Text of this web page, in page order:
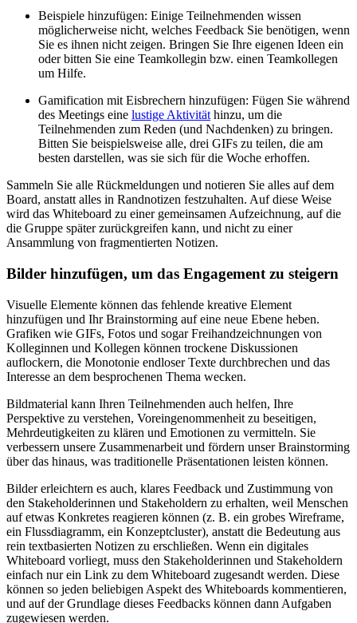
Beispiele hinzufügen: Einige Teilnehmenden wissen
möglicherweise nicht, welches Feedback Sie benötigen, wenn
Sie es ihnen nicht zeigen. Bringen Sie Ihre eigenen Ideen ein
oder bitten Sie eine Teamkollegin bzw. einen Teamkollegen
um Hilfe.
Gamification mit Eisbrechern hinzufügen: Fügen Sie während
des Meetings eine lustige Aktivität hinzu, um die
Teilnehmenden zum Reden (und Nachdenken) zu bringen.
Bitten Sie beispielsweise alle, drei GIFs zu teilen, die am
besten darstellen, was sie sich für die Woche erhoffen.
Sammeln Sie alle Rückmeldungen und notieren Sie alles auf dem
Board, anstatt alles in Randnotizen festzuhalten. Auf diese Weise
wird das Whiteboard zu einer gemeinsamen Aufzeichnung, auf die
die Gruppe später zurückgreifen kann, und nicht zu einer
Ansammlung von fragmentierten Notizen.
Bilder hinzufügen, um das Engagement zu steigern
Visuelle Elemente können das fehlende kreative Element
hinzufügen und Ihr Brainstorming auf eine neue Ebene heben.
Grafiken wie GIFs, Fotos und sogar Freihandzeichnungen von
Kolleginnen und Kollegen können trockene Diskussionen
auflockern, die Monotonie endloser Texte durchbrechen und das
Interesse an dem besprochenen Thema wecken.
Bildmaterial kann Ihren Teilnehmenden auch helfen, Ihre
Perspektive zu verstehen, Voreingenommenheit zu beseitigen,
Mehrdeutigkeiten zu klären und Emotionen zu vermitteln. Sie
verbessern unsere Zusammenarbeit und fördern unser Brainstorming
über das hinaus, was traditionelle Präsentationen leisten können.
Bilder erleichtern es auch, klares Feedback und Zustimmung von
den Stakeholderinnen und Stakeholdern zu erhalten, weil Menschen
auf etwas Konkretes reagieren können (z. B. ein grobes Wireframe,
ein Flussdiagramm, ein Konzeptcluster), anstatt die Bedeutung aus
rein textbasierten Notizen zu erschließen. Wenn ein digitales
Whiteboard vorliegt, muss den Stakeholderinnen und Stakeholdern
einfach nur ein Link zu dem Whiteboard zugesandt werden. Diese
können so jeden beliebigen Aspekt des Whiteboards kommentieren,
und auf der Grundlage dieses Feedbacks können dann Aufgaben
zugewiesen werden.